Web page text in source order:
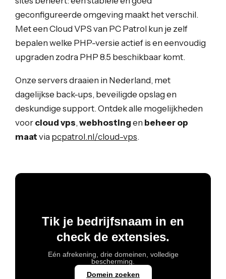
geconfigureerde omgeving maakt het verschil.
Met een Cloud VPS van PC Patrol kun je zelf
bepalen welke PHP-versie actief is en eenvoudig
upgraden zodra PHP 8.5 beschikbaar komt.
Onze servers draaien in Nederland, met
dagelijkse back-ups, beveiligde opslag en
deskundige support. Ontdek alle mogelijkheden
voor cloud vps,webhosting en beheer op
maat via pcpatrol.nl/cloud-vps.
Tik je bedrijfsnaam in en
check de extensies.
Eén afrekening, drie domeinen, volledige
bescherming.
Domein zoeken